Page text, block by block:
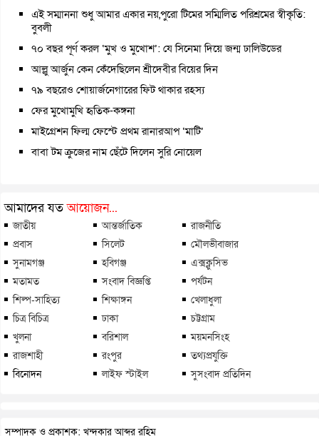
এই সম্মাননা শুধু আমার একার নয়,পুরো টিমের সম্মিলিত পরিশ্রমের স্বীকৃতি:
বুবলী
৭০ বছর পূর্ণ করল ‘মুখ ও মুখোশ’: যে সিনেমা দিয়ে জন্ম ঢালিউডের
আল্লু আর্জুন কেন কেঁদেছিলেন শ্রীদেবীর বিয়ের দিন
৭৯ বছরেও শোয়ার্জনেগারের ফিট থাকার রহস্য
ফের মুখোমুখি হৃতিক-কঙ্গনা
মাইগ্রেশন ফিল্ম ফেস্টে প্রথম রানারআপ ‘মাটি’
বাবা টম ক্রুজের নাম ছেঁটে দিলেন সুরি নোয়েল
আমাদের যতআয়োজন...
জাতীয় আন্তর্জাতিক
রাজনীতি
প্রবাস
সিলেট
মৌলভীবাজার
সুনামগঞ্জ
হবিগঞ্জ
এক্সক্লুসিভ
মতামত
সংবাদ বিজ্ঞপ্তি
পর্যটন
শিল্প-সাহিত্য
শিক্ষাঙ্গন
খেলাধুলা
চিত্র বিচিত্র
ঢাকা
চট্টগ্রাম
খুলনা
বরিশাল
ময়মনসিংহ
রাজশাহী
রংপুর
তথ্যপ্রযুক্তি
বিনোদন
লাইফ স্টাইল সুসংবাদ প্রতিদিন
সম্পাদক ও প্রকাশক: খন্দকার আব্দুর রহিম